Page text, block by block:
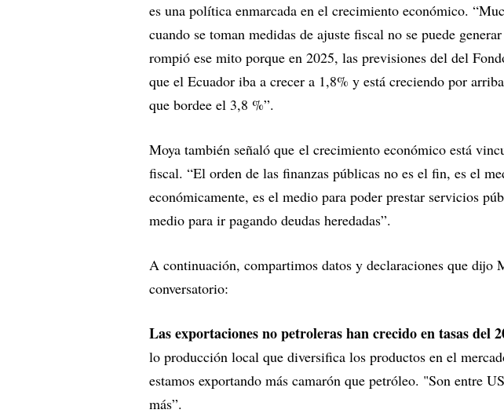
es una política enmarcada en el crecimiento económico.
cuando se toman medidas de ajuste fiscal no se puede
rompió ese mito porque en 2025, las previsiones del del
que el Ecuador iba a crecer a 1,8% y está creciendo por
que bordee el 3,8 %”.
Moya también señaló que el crecimiento económico está
fiscal. “El orden de las finanzas públicas no es el fin, es el
económicamente, es el medio para poder prestar servicios
medio para ir pagando deudas heredadas”.
A continuación, compartimos datos y declaraciones que dijo
conversatorio:
Las exportaciones no petroleras han crecido en tasas del
lo producción local que diversifica los productos en el
estamos exportando más camarón que petróleo. "Son entre
más”.